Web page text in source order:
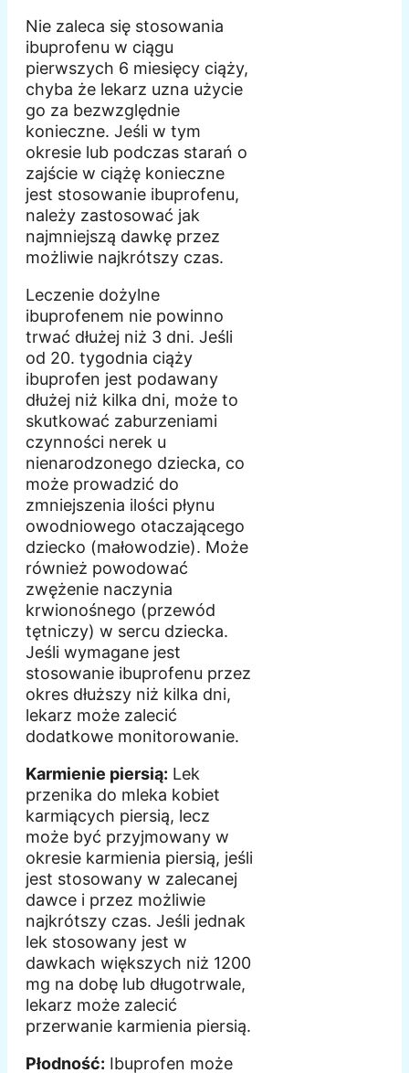
Nie zaleca się stosowania
ibuprofenu w ciągu
pierwszych 6 miesięcy ciąży,
chyba że lekarz uzna użycie
go za bezwzględnie
konieczne. Jeśli w tym
okresie lub podczas starań o
zajście w ciążę konieczne
jest stosowanie ibuprofenu,
należy zastosować jak
najmniejszą dawkę przez
możliwie najkrótszy czas.
Leczenie dożylne
ibuprofenem nie powinno
trwać dłużej niż 3 dni. Jeśli
od 20. tygodnia ciąży
ibuprofen jest podawany
dłużej niż kilka dni, może to
skutkować zaburzeniami
czynności nerek u
nienarodzonego dziecka, co
może prowadzić do
zmniejszenia ilości płynu
owodniowego otaczającego
dziecko (małowodzie). Może
również powodować
zwężenie naczynia
krwionośnego (przewód
tętniczy) w sercu dziecka.
Jeśli wymagane jest
stosowanie ibuprofenu przez
okres dłuższy niż kilka dni,
lekarz może zalecić
dodatkowe monitorowanie.
Karmienie piersią: Lek
przenika do mleka kobiet
karmiących piersią, lecz
może być przyjmowany w
okresie karmienia piersią, jeśli
jest stosowany w zalecanej
dawce i przez możliwie
najkrótszy czas. Jeśli jednak
lek stosowany jest w
dawkach większych niż 1200
mg na dobę lub długotrwale,
lekarz może zalecić
przerwanie karmienia piersią.
Płodność: Ibuprofen może